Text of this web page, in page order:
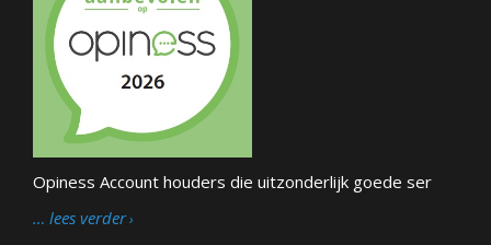
Opiness Account houders die uitzonderlijk goede ser
… lees verder